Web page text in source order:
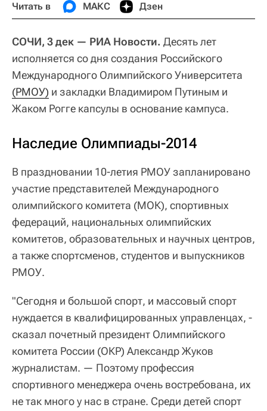
Читать в МАКС Дзен
СОЧИ, 3 дек — РИА Новости. Десять лет
исполняется со дня создания Российского
Международного Олимпийского Университета
(РМОУ) и закладки Владимиром Путиным и
Жаком Рогге капсулы в основание кампуса.
Наследие Олимпиады-2014
В праздновании 10-летия РМОУ запланировано
участие представителей Международного
олимпийского комитета (МОК), спортивных
федераций, национальных олимпийских
комитетов, образовательных и научных центров,
а также спортсменов, студентов и выпускников
РМОУ.
"Сегодня и большой спорт, и массовый спорт
нуждается в квалифицированных управленцах, -
сказал почетный президент Олимпийского
комитета России (ОКР) Александр Жуков
журналистам. — Поэтому профессия
спортивного менеджера очень востребована, их
не так много у нас в стране. Среди детей спорт